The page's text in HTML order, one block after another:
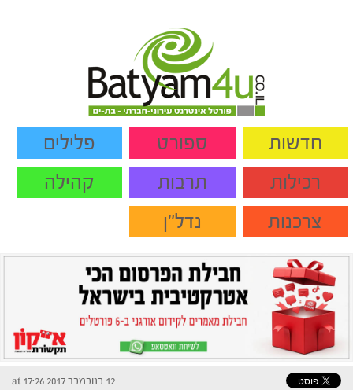
חדשות ספורט
פלילים
רכילות
תרבות
קהילה
צרכנות
נדל"ן
12 בנובמבר 2017 at 17:26